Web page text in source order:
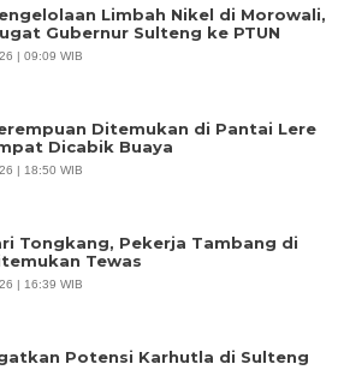
Limbah Nikel di Morowali,
Gubernur Sulteng ke PTUN
| 09:09 WIB
Ditemukan di Pantai Lere
Dicabik Buaya
| 18:50 WIB
Tongkang, Pekerja Tambang di
Tewas
| 16:39 WIB
Potensi Karhutla di Sulteng